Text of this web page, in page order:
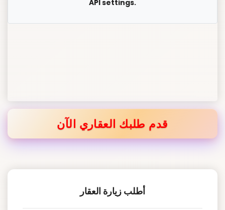
API settings.
قدم طلبك العقاري الآن
أطلب زيارة العقار